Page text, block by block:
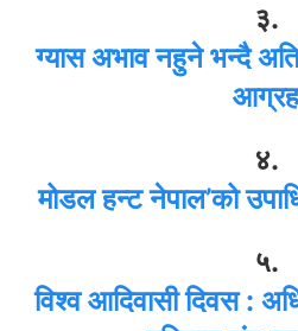
३.
ग्यास अभाव नहुने भन्दै
आग्रह
४.
मोडल हन्ट नेपाल’को
५.
विश्व आदिवासी दिवस :